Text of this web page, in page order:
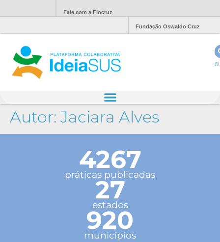
Fale com a Fiocruz
Fundação Oswaldo Cruz
Autor: Jaciara Alves
4267
práticas publicadas
27
estados
920
municípios